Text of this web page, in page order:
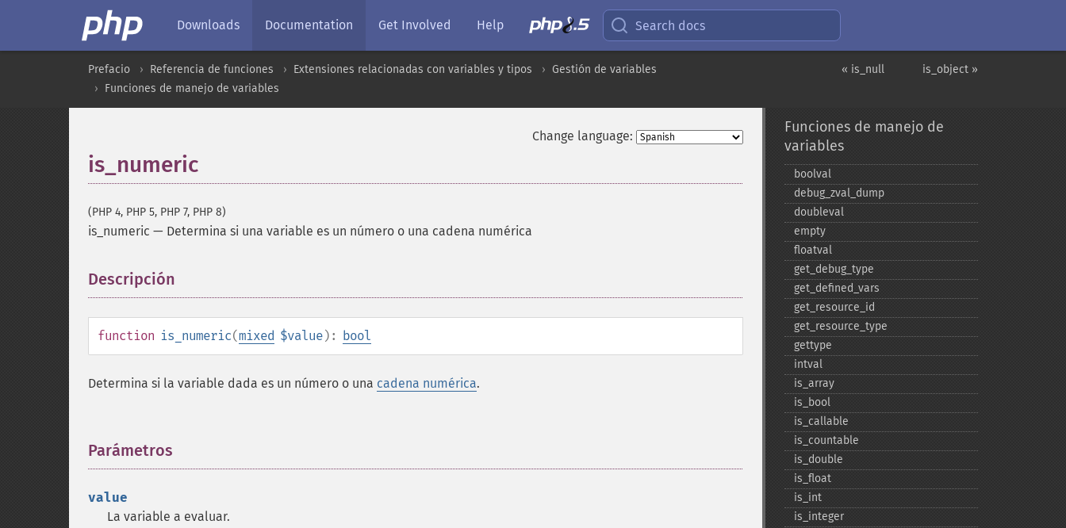
Downloads Documentation Get Involved Help Search docs
is_object »
« is_null
Prefacio Referencia de funciones Extensiones relacionadas con variables y tipos
Gestión de variables
Funciones de manejo de variables
Change language:
is_numeric
(PHP 4, PHP 5, PHP 7, PHP 8)
is_numeric — Determina si una variable es un número o una cadena numérica
Descripción
function is_numeric(mixed $value): bool
Determina si la variable dada es un número o una cadena numérica.
Parámetros
value
La variable a evaluar.
Funciones de manejo de
variables
boolval
debug_​zval_​dump
doubleval
empty
floatval
get_​debug_​type
get_​defined_​vars
get_​resource_​id
get_​resource_​type
gettype
intval
is_​array
is_​bool
is_​callable
is_​countable
is_​double
is_​float
is_​int
is_​integer